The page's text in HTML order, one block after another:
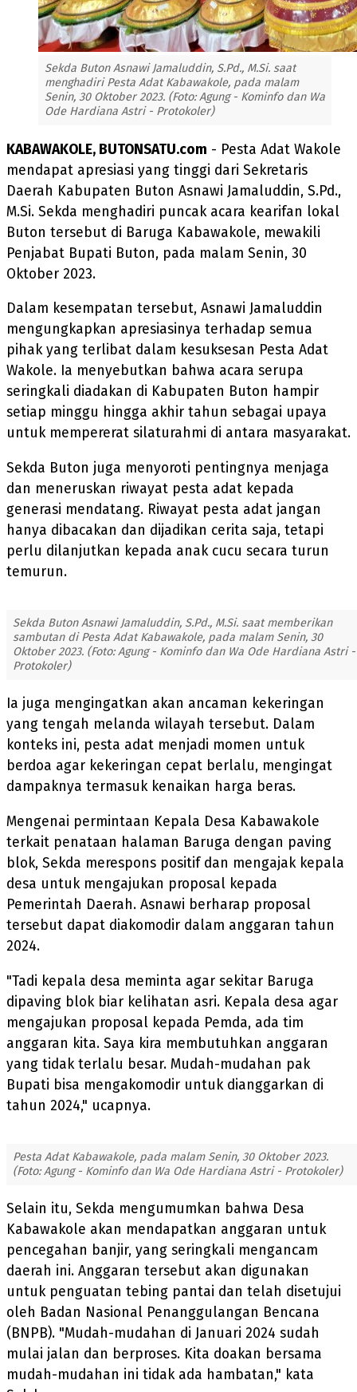
Sekda Buton Asnawi Jamaluddin, S.Pd., M.Si. saat
menghadiri Pesta Adat Kabawakole, pada malam
Senin, 30 Oktober 2023. (Foto: Agung - Kominfo dan Wa
Ode Hardiana Astri - Protokoler)
KABAWAKOLE, BUTONSATU.com - Pesta Adat Wakole
mendapat apresiasi yang tinggi dari Sekretaris
Daerah Kabupaten Buton Asnawi Jamaluddin, S.Pd.,
M.Si. Sekda menghadiri puncak acara kearifan lokal
Buton tersebut di Baruga Kabawakole, mewakili
Penjabat Bupati Buton, pada malam Senin, 30
Oktober 2023.
Dalam kesempatan tersebut, Asnawi Jamaluddin
mengungkapkan apresiasinya terhadap semua
pihak yang terlibat dalam kesuksesan Pesta Adat
Wakole. Ia menyebutkan bahwa acara serupa
seringkali diadakan di Kabupaten Buton hampir
setiap minggu hingga akhir tahun sebagai upaya
untuk mempererat silaturahmi di antara masyarakat.
Sekda Buton juga menyoroti pentingnya menjaga
dan meneruskan riwayat pesta adat kepada
generasi mendatang. Riwayat pesta adat jangan
hanya dibacakan dan dijadikan cerita saja, tetapi
perlu dilanjutkan kepada anak cucu secara turun
temurun.
Sekda Buton Asnawi Jamaluddin, S.Pd., M.Si. saat memberikan
sambutan di Pesta Adat Kabawakole, pada malam Senin, 30
Oktober 2023. (Foto: Agung - Kominfo dan Wa Ode Hardiana Astri -
Protokoler)
Ia juga mengingatkan akan ancaman kekeringan
yang tengah melanda wilayah tersebut. Dalam
konteks ini, pesta adat menjadi momen untuk
berdoa agar kekeringan cepat berlalu, mengingat
dampaknya termasuk kenaikan harga beras.
Mengenai permintaan Kepala Desa Kabawakole
terkait penataan halaman Baruga dengan paving
blok, Sekda merespons positif dan mengajak kepala
desa untuk mengajukan proposal kepada
Pemerintah Daerah. Asnawi berharap proposal
tersebut dapat diakomodir dalam anggaran tahun
2024.
"Tadi kepala desa meminta agar sekitar Baruga
dipaving blok biar kelihatan asri. Kepala desa agar
mengajukan proposal kepada Pemda, ada tim
anggaran kita. Saya kira membutuhkan anggaran
yang tidak terlalu besar. Mudah-mudahan pak
Bupati bisa mengakomodir untuk dianggarkan di
tahun 2024," ucapnya.
Pesta Adat Kabawakole, pada malam Senin, 30 Oktober 2023.
(Foto: Agung - Kominfo dan Wa Ode Hardiana Astri - Protokoler)
Selain itu, Sekda mengumumkan bahwa Desa
Kabawakole akan mendapatkan anggaran untuk
pencegahan banjir, yang seringkali mengancam
daerah ini. Anggaran tersebut akan digunakan
untuk penguatan tebing pantai dan telah disetujui
oleh Badan Nasional Penanggulangan Bencana
(BNPB). "Mudah-mudahan di Januari 2024 sudah
mulai jalan dan berproses. Kita doakan bersama
mudah-mudahan ini tidak ada hambatan," kata